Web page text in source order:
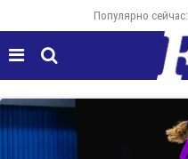
Популярно сейчас:
 